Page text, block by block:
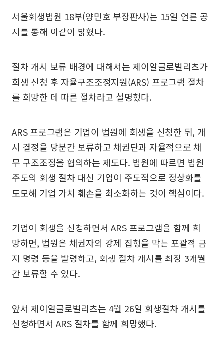
서울회생법원 18부(양민호 부장판사)는 15일 언론 공
지를 통해 이같이 밝혔다.
절차 개시 보류 배경에 대해서는 제이알글로벌리츠가
회생 신청 후 자율구조조정지원(ARS) 프로그램 절차
를 희망한 데 따른 절차라고 설명했다.
ARS 프로그램은 기업이 법원에 회생을 신청한 뒤, 개
시 결정을 당분간 보류하고 채권단과 자율적으로 채
무 구조조정을 협의하는 제도다. 법원에 따르면 법원
주도의 회생 절차 대신 기업이 주도적으로 정상화를
도모해 기업 가치 훼손을 최소화하는 것이 핵심이다.
기업이 회생을 신청하면서 ARS 프로그램을 함께 희
망하면, 법원은 채권자의 강제 집행을 막는 포괄적 금
지 명령 등을 발령하고, 회생 절차 개시를 최장 3개월
간 보류할 수 있다.
앞서 제이알글로벌리츠는 4월 26일 회생절차 개시를
신청하면서 ARS 절차를 함께 희망했다.